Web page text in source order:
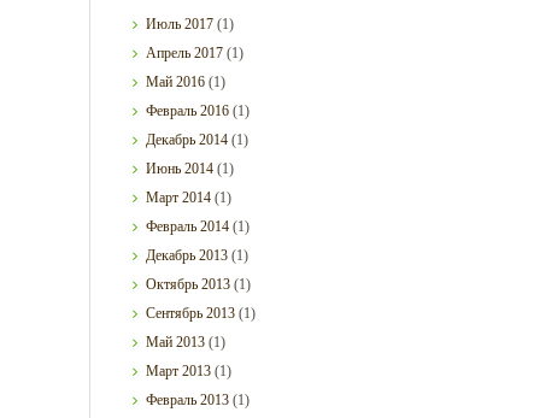
Июль2017 (1)
Апрель2017 (1)
Май2016 (1)
Февраль2016 (1)
Декабрь2014 (1)
Июнь2014 (1)
Март2014 (1)
Февраль2014 (1)
Декабрь2013 (1)
Октябрь2013 (1)
Сентябрь2013 (1)
Май2013 (1)
Март2013 (1)
Февраль2013 (1)